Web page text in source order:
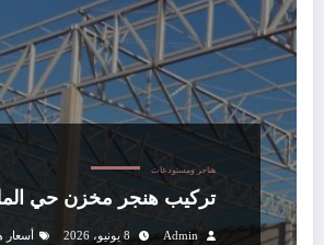
هناجر ومستودعات
تركيب هنجر مخزن حي
Admin 8 يونيو، 2026
أسعار